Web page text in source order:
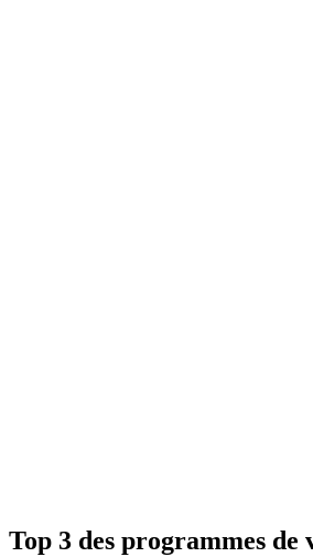
Top 3 des programmes